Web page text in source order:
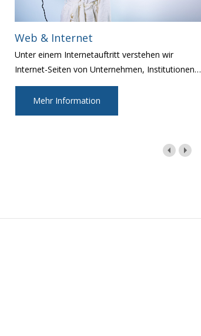
Web & Internet
Unter einem Internetauftritt verstehen wir
Internet-Seiten von Unternehmen, Institutionen…
Mehr Information